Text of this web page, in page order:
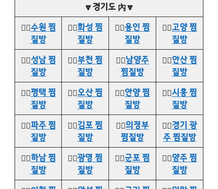
🔽경기도 內🔽
👉🏻수원 찜
질방
👉🏻화성 찜
질방
👉🏻용인 찜
질방
👉🏻고양 찜
질방
👉🏻성남 찜
질방
👉🏻부천 찜
질방
👉🏻남양주
찜질방
👉🏻안산 찜
질방
👉🏻평택 찜
질방
👉🏻오산 찜
질방
👉🏻안양 찜
질방
👉🏻시흥 찜
질방
👉🏻파주 찜
질방
👉🏻김포 찜
질방
👉🏻의정부
찜질방
👉🏻경기 광
주 찜질방
👉🏻하남 찜
질방
👉🏻광명 찜
질방
👉🏻군포 찜
질방
👉🏻양주 찜
질방